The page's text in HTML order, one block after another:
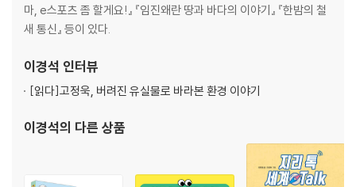
마, e스포츠 좀 할게요!』 『임진왜란 땅과 바다의 이야기』 『한밤의 철
새 통신』 등이 있다.
이경석 인터뷰
[읽다]고정욱, 버려진 유실물로 바라본 환경 이야기
이경석의 다른 상품